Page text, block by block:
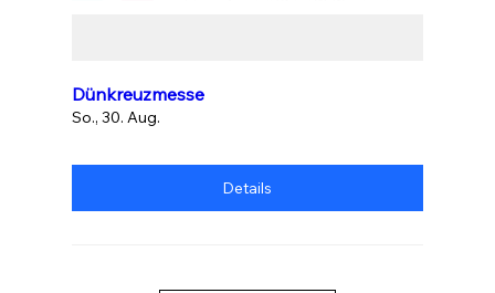
Dünkreuzmesse
So., 30. Aug.
Details